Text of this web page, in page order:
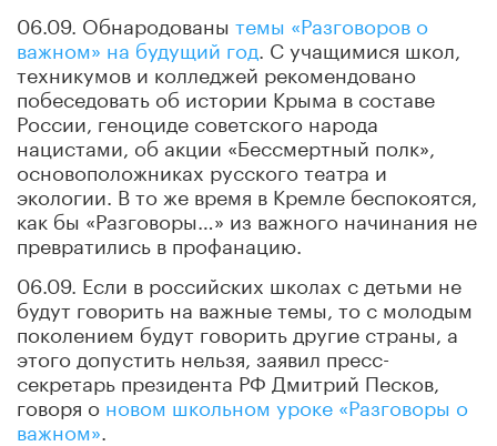
06.09. Обнародованы темы «Разговоров о
важном» на будущий год . С учащимися школ,
техникумов и колледжей рекомендовано
побеседовать об истории Крыма в составе
России, геноциде советского народа
нацистами, об акции «Бессмертный полк»,
основоположниках русского театра и
экологии. В то же время в Кремле беспокоятся,
как бы «Разговоры…» из важного начинания не
превратились в профанацию.
06.09. Если в российских школах с детьми не
будут говорить на важные темы, то с молодым
поколением будут говорить другие страны, а
этого допустить нельзя, заявил пресс-
секретарь президента РФ Дмитрий Песков,
говоря о новом школьном уроке «Разговоры о
важном»